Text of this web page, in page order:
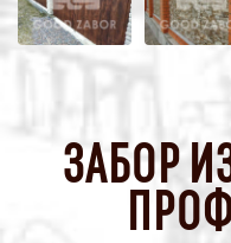
ЗАБОР